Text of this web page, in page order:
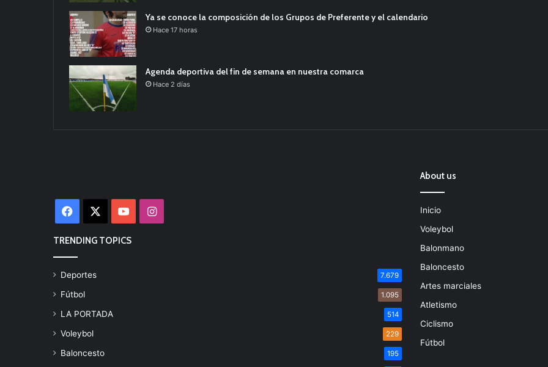
Ya se conoce la composición de los Grupos de Preferente y el calendario
Hace 17 horas
Agenda deportiva del fin de semana en nuestra comarca
Hace 2 días
Facebook YouTubeInstagram
TRENDING TOPICS
Deportes 7.679
Fútbol 1.095
LA PORTADA 514
Voleybol 229
Baloncesto 195
About us
Inicio
Voleybol
Balonmano
Baloncesto
Artes marciales
Atletismo
Ciclismo
Fútbol